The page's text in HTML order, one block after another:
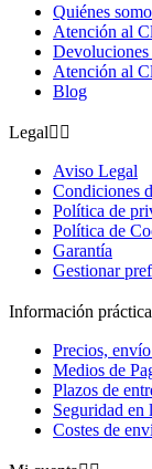
Quiénes
Atención al
Devoluciones
Atención al
Blog
Legal 
Aviso Legal
Condiciones
Política de
Política de
Garantía
Gestionar
Información práctica
Precios,
Medios de
Plazos de
Seguridad en
Costes de